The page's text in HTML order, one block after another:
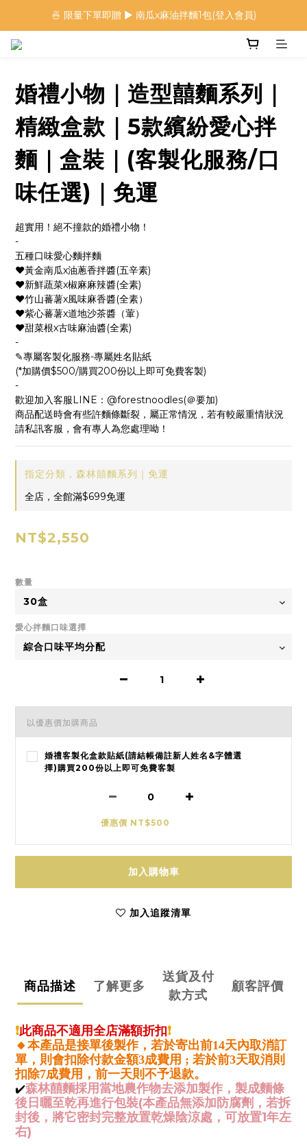
🍜 限量下單即贈 ▶︎ 南瓜x麻油拌麵1包(登入會員)
🦖 夏日限定｜火龍果恐龍麵 ▶︎
🍜 限量下單即贈 ▶︎ 南瓜x麻油拌麵1包(登入會員)
婚禮小物｜造型囍麵系列｜
精緻盒款｜5款繽紛愛心拌
麵｜盒裝｜(客製化服務/口
味任選)｜免運
超實用！絕不撞款的婚禮小物！
-
五種口味愛心麵拌麵
♥黃金南瓜x油蔥香拌醬(五辛素)
♥新鮮蔬菜x椒麻麻辣醬(全素)
♥竹山蕃薯x風味麻香醬(全素）
♥紫心蕃薯x道地沙茶醬（葷）
♥甜菜根x古味麻油醬(全素)
-
✎專屬客製化服務-專屬姓名貼紙
(*加購價$500/購買200份以上即可免費客製)
-
歡迎加入客服LINE：@forestnoodles(＠要加)
商品配送時會有些許麵條斷裂，屬正常情況，若有較嚴重情狀況
請私訊客服，會有專人為您處理呦！
指定分類，森林囍麵系列｜免運
全店，全館滿$699免運
NT$2,550
數量
愛心拌麵口味選擇
以優惠價加購商品
婚禮客製化盒款貼紙(請結帳備註新人姓名&字體選
擇)購買200份以上即可免費客製
優惠價 NT$500
加入購物車
加入追蹤清單
商品描述 了解更多
送貨及付
款方式
顧客評價
❗️此商品不適用全店滿額折扣❗️
🔸本產品是接單後製作，若於寄出前14天內取消訂
單，則會扣除付款金額3成費用 ; 若於前3天取消則
扣除7成費用，前一天則不予退款。
✔️森林囍麵採用當地農作物去添加製作，製成麵條
後日曬至乾再進行包裝(本產品無添加防腐劑， 若拆
封後，將它密封完整放置乾燥陰涼處，可放置1年左
右)